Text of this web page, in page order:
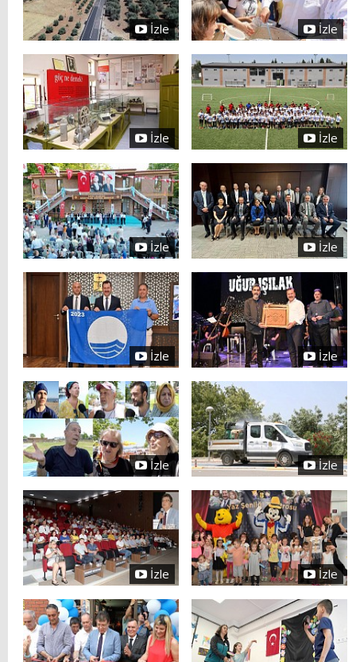
İzle İzle
İzle İzle
İzle İzle
İzle İzle
İzle İzle
İzle İzle